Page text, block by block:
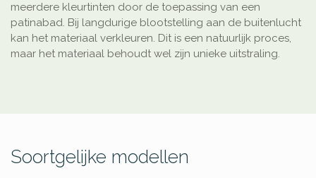
meerdere kleurtinten door de toepassing van een
patinabad. Bij langdurige blootstelling aan de buitenlucht
kan het materiaal verkleuren. Dit is een natuurlijk proces,
maar het materiaal behoudt wel zijn unieke uitstraling.
Soortgelijke modellen